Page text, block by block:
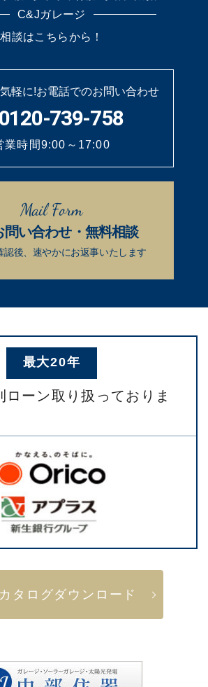
C&Jガレージ
相談はこちらから！
軽に!お電話でのお問い合わせ
0120-739-758
業時間9:00～17:00
Mail Form
問い合わせ・無料相談
認後、速やかにお返事いたします
最大20年
ローン取り扱っておりま
タログダウンロード